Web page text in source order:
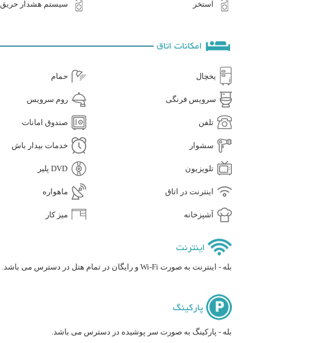
استخر سیستم هشدار حریق
امکانات اتاق
یخچال حمام
سرویس فرنگی روم سرویس
تلفن صندوق امانات
سشوار خدمات بیدار باش
تلویزیون DVD پلیر
اینترنت در اتاق ماهواره
آشپزخانه میز کار
اینترنت
بله - اینترنت به صورت Wi-Fi و رایگان در تمام هتل در دسترس می باشد.
پارکینگ
بله - پارکینگ به صورت سر پوشیده در دسترس می باشد.